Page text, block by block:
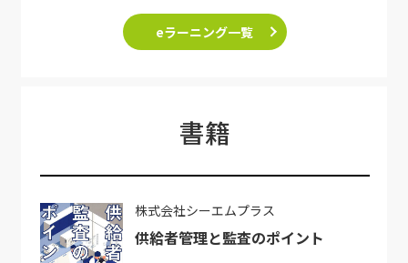
eラーニング一覧
書籍
株式会社シーエムプラス
供給者管理と監査のポイント